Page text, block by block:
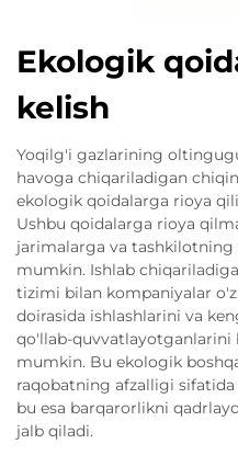
Ekologik
kelish
Yoqilg'i gazlarining
havoga chiqariladigan
ekologik qoidalarga rioya
Ushbu qoidalarga rioya
jarimalarga va tashkilotning
mumkin. Ishlab
tizimi bilan kompaniyalar
doirasida ishlashlarini va
qo'llab-quvvatlayotganlarini
mumkin. Bu ekologik
raqobatning afzalligi
bu esa barqarorlikni
jalb qiladi.